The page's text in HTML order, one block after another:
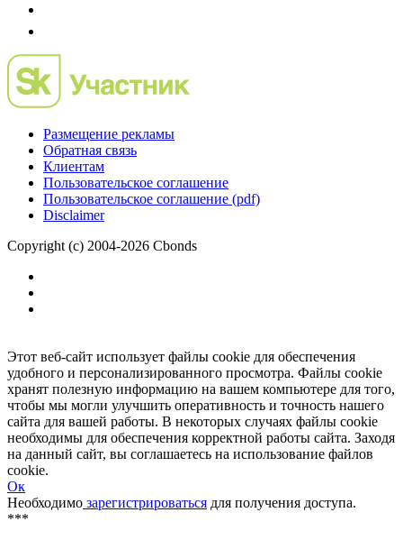
Размещение рекламы
Обратная связь
Клиентам
Пользовательское соглашение
Пользовательское соглашение (pdf)
Disclaimer
Copyright (c) 2004-2026 Cbonds
Этот веб-сайт использует файлы cookie для обеспечения
удобного и персонализированного просмотра. Файлы cookie
хранят полезную информацию на вашем компьютере для того,
чтобы мы могли улучшить оперативность и точность нашего
сайта для вашей работы. В некоторых случаях файлы cookie
необходимы для обеспечения корректной работы сайта. Заходя
на данный сайт, вы соглашаетесь на использование файлов
cookie.
Ок
Необходимо зарегистрироваться для получения доступа.
***